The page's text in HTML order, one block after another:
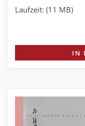
Laufzeit: (11 MB)
IN